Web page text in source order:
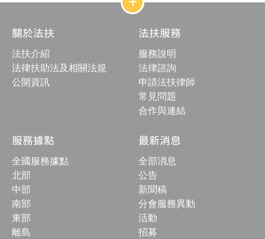
網
站
結
構
合
按
鈕
關於法扶
法扶介紹
法律扶助法及相關法規
公開資訊
法扶服務
服務說明
法律諮詢
申請法扶律師
常見問題
合作與連結
服務據點
全國服務據點
北部
中部
南部
東部
離島
最新消息
全部消息
公告
新聞稿
分會服務異動
活動
招募